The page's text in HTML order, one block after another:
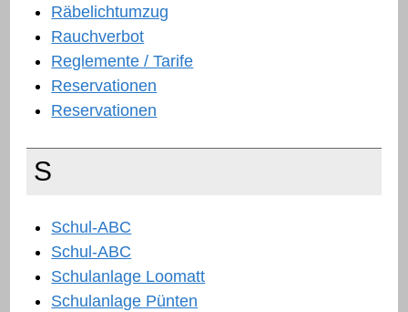
Räbelichtumzug
Rauchverbot
Reglemente / Tarife
Reservationen
Reservationen
S
Schul-ABC
Schul-ABC
Schulanlage Loomatt
Schulanlage Pünten